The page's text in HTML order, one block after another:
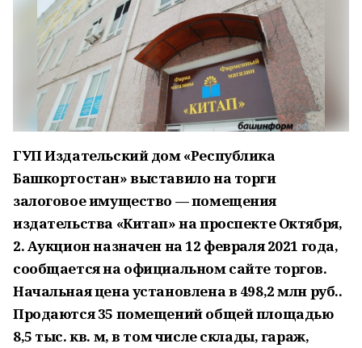
ГУП Издательский дом «Республика
Башкортостан» выставило на торги
залоговое имущество — помещения
издательства «Китап» на проспекте Октября,
2. Аукцион назначен на 12 февраля 2021 года,
сообщается на официальном сайте торгов.
Начальная цена установлена в 498,2 млн руб..
Продаются 35 помещений общей площадью
8,5 тыс. кв. м, в том числе склады, гараж,